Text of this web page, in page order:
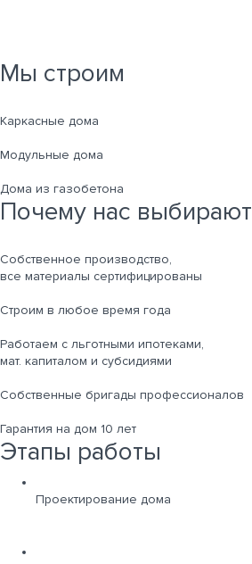
Мы строим
Каркасные дома
Модульные дома
Дома из газобетона
Почему нас выбирают
Собственное производство,
все материалы сертифицированы
Строим в любое время года
Работаем с льготными ипотеками,
мат. капиталом и субсидиями
Собственные бригады профессионалов
Гарантия на дом 10 лет
Этапы работы
Проектирование дома